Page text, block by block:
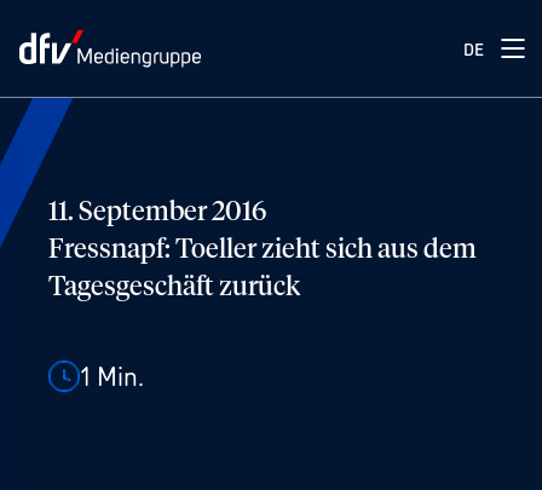
DE
11. September 2016
Fressnapf: Toeller zieht sich aus dem
Tagesgeschäft zurück
1 Min.